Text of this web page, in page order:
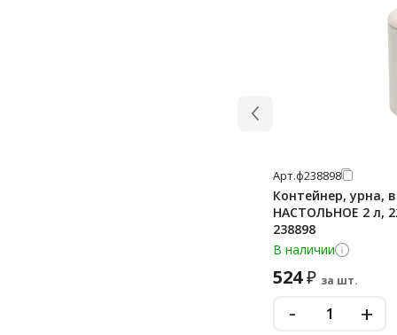
Арт.ф238898
Контейнер, урна,
НАСТОЛЬНОЕ 2 л,
238898
В наличии
524₽ за шт.
- +